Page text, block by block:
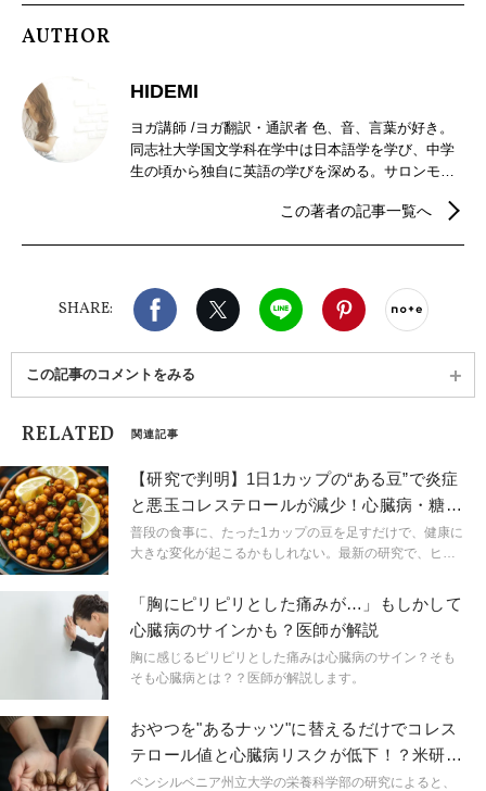
AUTHOR
HIDEMI
ヨガ講師 /ヨガ翻訳・通訳者 色、音、言葉が好き。
同志社大学国文学科在学中は日本語学を学び、中学
生の頃から独自に英語の学びを深める。サロンモデ
ド勤務を経て、2015年よりヨガの指導を始める。外
この著者の記事一覧へ
SHARE:
Facebook X（旧twitter）
LINE Pinterest
この記事のコメントをみる
RELATED 関連記事
【研究で判明】1日1カップの“ある豆”で炎症
と悪玉コレステロールが減少！心臓病・糖尿
病予防にも？
普段の食事に、たった1カップの豆を足すだけで、健康に
大きな変化が起こるかもしれない。最新の研究で、ヒヨ
す効果を持つことがわかり、心臓病や糖尿病などの慢性
疾患のリスクを下げる可能性があると報告された。
「胸にピリピリとした痛みが…」もしかして
心臓病のサインかも？医師が解説
胸に感じるピリピリとした痛みは心臓病のサイン？そも
そも心臓病とは？？医師が解説します。
おやつを"あるナッツ"に替えるだけでコレス
テロール値と心臓病リスクが低下！？米研究
が示唆
ペンシルベニア州立大学の栄養科学部の研究によると、